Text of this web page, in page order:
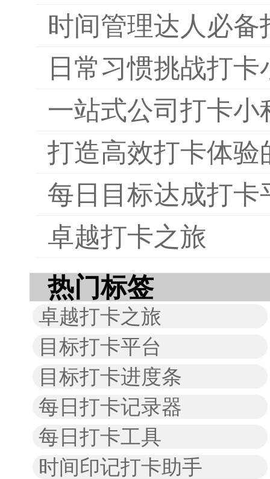
时间管理达人必备
日常习惯挑战打
一站式公司打卡小
打造高效打卡体验
每日目标达成打卡
卓越打卡之旅
热门标签
卓越打卡之旅
目标打卡平台
目标打卡进度条
每日打卡记录器
每日打卡工具
时间印记打卡助手